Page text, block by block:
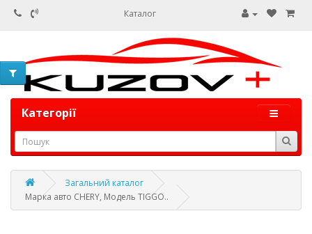
Каталог
Категорії
Загальний каталог
Марка авто CHERY, Модель TIGGO..